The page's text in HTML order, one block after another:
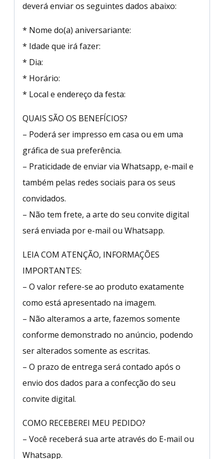
deverá enviar os seguintes dados abaixo:
* Nome do(a) aniversariante:
* Idade que irá fazer:
* Dia:
* Horário:
* Local e endereço da festa:
QUAIS SÃO OS BENEFÍCIOS?
– Poderá ser impresso em casa ou em uma
gráfica de sua preferência.
– Praticidade de enviar via Whatsapp, e-mail e
também pelas redes sociais para os seus
convidados.
– Não tem frete, a arte do seu convite digital
será enviada por e-mail ou Whatsapp.
LEIA COM ATENÇÃO, INFORMAÇÕES
IMPORTANTES:
– O valor refere-se ao produto exatamente
como está apresentado na imagem.
– Não alteramos a arte, fazemos somente
conforme demonstrado no anúncio, podendo
ser alterados somente as escritas.
– O prazo de entrega será contado após o
envio dos dados para a confecção do seu
convite digital.
COMO RECEBEREI MEU PEDIDO?
– Você receberá sua arte através do E-mail ou
Whatsapp.